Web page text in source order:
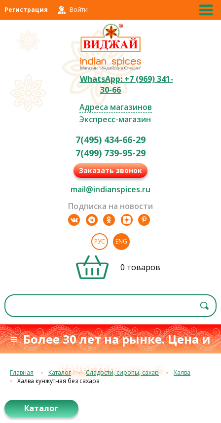
Регистрация Войти
WhatsApp: +7 (969) 341-
30-66
Адреса магазинов
Экспресс-магазин
7(495) 434-66-29
7(499) 739-95-29
Заказать звонок
mail@indianspices.ru
Подписка на новости
РУС ENG
0 товаров
≡ Более 30 лет на рынке. Цена и
качествос 1993 г.≡
Главная Каталог Сладости, сиропы, сахар
Халва
Халва кунжутная без сахара
Каталог